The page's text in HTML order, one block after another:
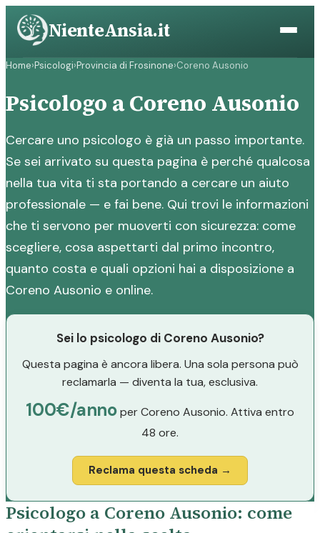
Vai
contenuto
NienteAnsia.it
Home›Psicologi›Provincia di Frosinone›Coreno Ausonio
Psicologo a Coreno Ausonio
Cercare uno psicologo è già un passo importante.
Se sei arrivato su questa pagina è perché qualcosa
nella tua vita ti sta portando a cercare un aiuto
professionale — e fai bene. Qui trovi le informazioni
che ti servono per muoverti con sicurezza: come
scegliere, cosa aspettarti dal primo incontro,
quanto costa e quali opzioni hai a disposizione a
Coreno Ausonio e online.
Sei lo psicologo di Coreno Ausonio?
Questa pagina è ancora libera. Una sola persona può
reclamarla — diventa la tua, esclusiva.
100€/annoper Coreno Ausonio. Attiva entro
48 ore.
Reclama questa scheda →
Psicologo a Coreno Ausonio: come